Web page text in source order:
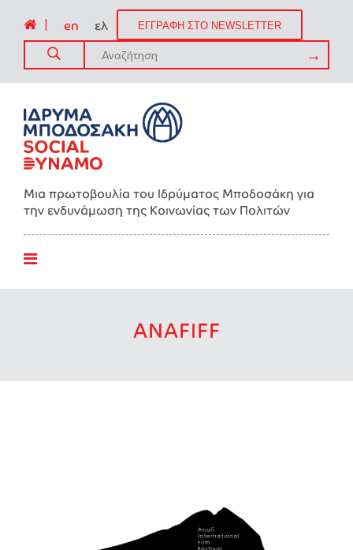
en ελ ΕΓΓΡΑΦΗ ΣΤΟ NEWSLETTER
Μια πρωτοβουλία του Ιδρύματος Μποδοσάκη για
την ενδυνάμωση της Kοινωνίας των Πολιτών
ANAFIFF